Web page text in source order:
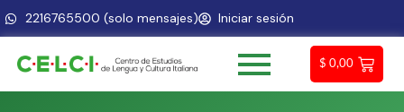
2216765500 (solo mensajes) Iniciar sesión
$ 0,00